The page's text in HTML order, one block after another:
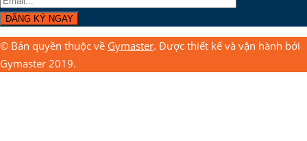
© Bản quyền thuộc về Gymaster. Được thiết kế và vận hành bởi
Gymaster 2019.